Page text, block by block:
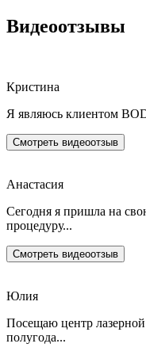
Видеоотзывы
Кристина
Я являюсь клиентом
Смотреть видеоотзыв
Анастасия
Сегодня я пришла на
процедуру...
Смотреть видеоотзыв
Юлия
Посещаю центр
полугода...